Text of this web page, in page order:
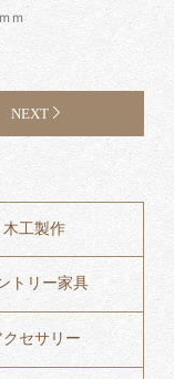
ｍ
NEXT
木工製作
トリー家具
クセサリー